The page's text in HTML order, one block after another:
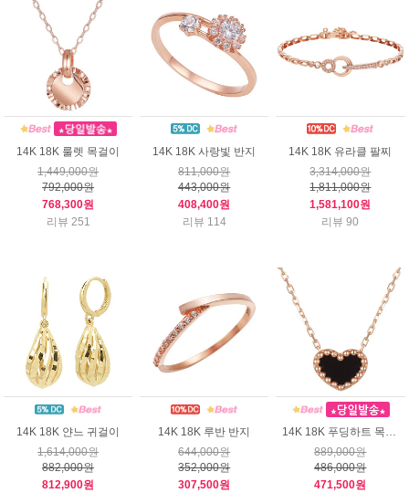
14K 18K 룰렛 목걸이
1,449,000원
792,000원
768,300원
리뷰 251
14K 18K 사랑빛 반지
811,000원
443,000원
408,400원
리뷰 114
14K 18K 유라클 팔찌
3,314,000원
1,811,000원
1,581,100원
리뷰 90
14K 18K 얀느 귀걸이
1,614,000원
882,000원
812,900원
14K 18K 루반 반지
644,000원
352,000원
307,500원
14K 18K 푸딩하트 목걸이
889,000원
486,000원
471,500원